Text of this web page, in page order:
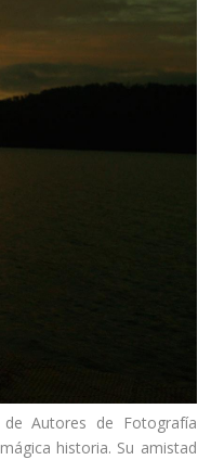
Autores de Fotografía
historia. Su amistad